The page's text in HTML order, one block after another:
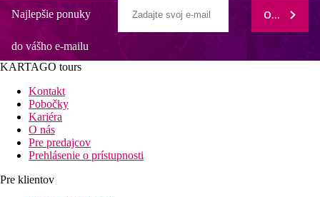
Najlepšie ponuky
do vášho e-mailu
ODOBERAŤ
KARTAGO tours
Kontakt
Pobočky
Kariéra
O nás
Pre predajcov
Prehlásenie o prístupnosti
Pre klientov